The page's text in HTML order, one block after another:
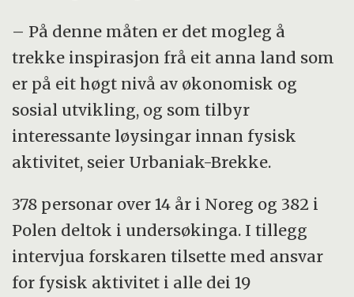
– På denne måten er det mogleg å
trekke inspirasjon frå eit anna land som
er på eit høgt nivå av økonomisk og
sosial utvikling, og som tilbyr
interessante løysingar innan fysisk
aktivitet, seier Urbaniak-Brekke.
378 personar over 14 år i Noreg og 382 i
Polen deltok i undersøkinga. I tillegg
intervjua forskaren tilsette med ansvar
for fysisk aktivitet i alle dei 19